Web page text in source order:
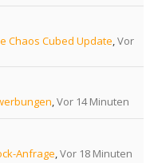
Chaos Cubed Update,Vor
,Vor 14 Minuten
Anfrage,Vor 18 Minuten